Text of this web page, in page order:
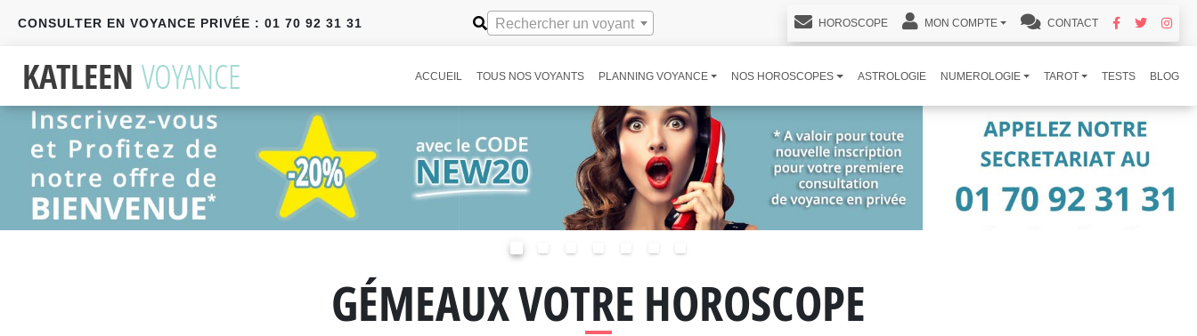
CONSULTER EN VOYANCE PRIVÉE : 01 70 92 31 31 Rechercher un voyant HOROSCOPE MON COMPTE CONTACT
ACCUEIL TOUS NOS VOYANTS PLANNING VOYANCE NOS HOROSCOPES ASTROLOGIE NUMEROLOGIE TAROT TESTS BLOG
GÉMEAUX VOTRE HOROSCOPE